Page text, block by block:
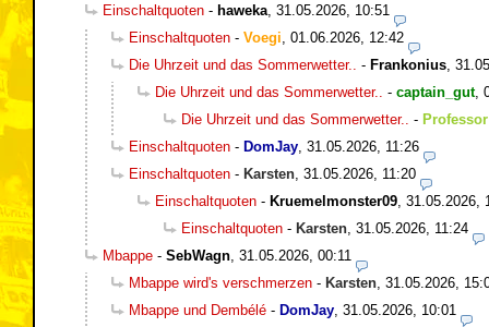
Einschaltquoten - haweka 31.05.2026, 10:51
Einschaltquoten - Voegi 01.06.2026, 12:42
Die Uhrzeit und das Sommerwetter..
- Frankonius
Die Uhrzeit und das Sommerwetter..
- captain_gut,
Die Uhrzeit und das Sommerwetter..
-
Einschaltquoten - DomJay 31.05.2026, 11:26
Einschaltquoten - Karsten 31.05.2026, 11:20
Einschaltquoten - Kruemelmonster09 31.05.2026,
Einschaltquoten - Karsten 31.05.2026, 11:24
Mbappe - SebWagn 31.05.2026, 00:11
Mbappe wird's verschmerzen - Karsten 31.05.2026,
Mbappe und Dembélé - DomJay 31.05.2026, 10:01